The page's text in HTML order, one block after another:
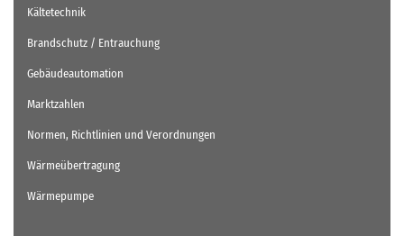
Kältetechnik
Brandschutz / Entrauchung
Gebäudeautomation
Marktzahlen
Normen, Richtlinien und Verordnungen
Wärmeübertragung
Wärmepumpe